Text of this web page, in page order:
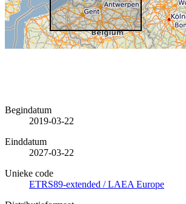
Begindatum
2019-03-22
Einddatum
2027-03-22
Unieke code
ETRS89-extended / LAEA Europe